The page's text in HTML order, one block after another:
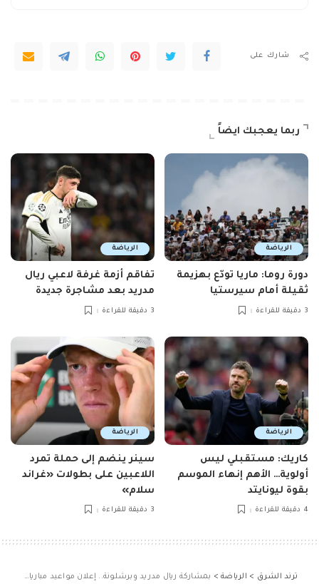
شارك على
ربما يعجبك ايضاً
الرياضة
دورة روما: ماريا تودّع بهزيمة
ثقيلة أمام سيرستيا
3 دقيقة للقراءة
الرياضة
تفاقم أزمة غرفة لاعبي ريال
مدريد بعد مشاجرة جديدة
3 دقيقة للقراءة
الرياضة
كاريك: مستقبلي ليس
أولوية… الأهم إنهاء الموسم
بقوة ليونايتد
4 دقيقة للقراءة
الرياضة
سينر ينضم إلى حملة تمرد
اللاعبين على بطولات «غراند
سلام»
3 دقيقة للقراءة
ترند الشرق > الرياضة> بمشاركة ريال مدريد وبرشلونة.. إعلان مواعيد مباريات كأس السوبر الإسباني في السعودية